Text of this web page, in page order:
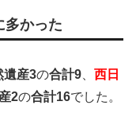
多かった
遺産3の合計9
西日
2の合計16でした。